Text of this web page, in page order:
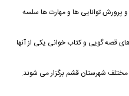
و پرورش توانایی ها و مهارت ها سلسه
های قصه گویی و کتاب خوانی یکی از آنها
شهرستان قشم برگزار می شوند.